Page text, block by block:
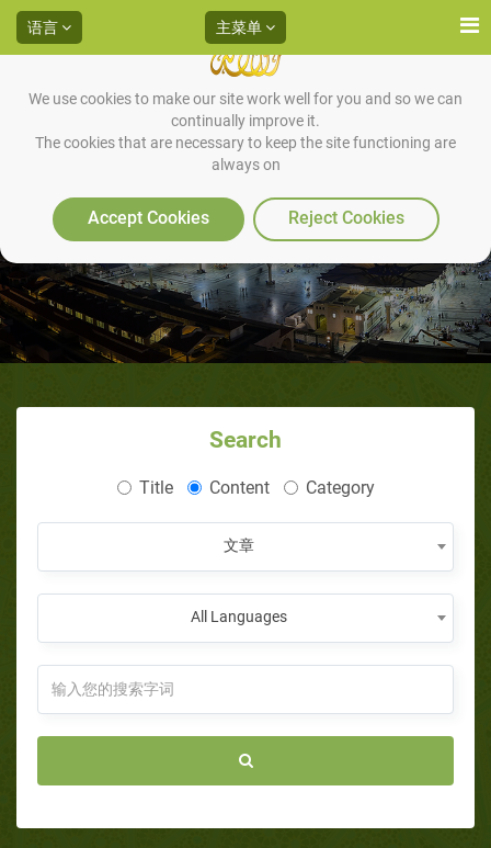
We use cookies to make our site work well for you and so we can
continually improve it.
The cookies that are necessary to keep the site functioning are
always on
Accept Cookies Reject Cookies
语言 主菜单
大问题（2/3）：人生的目的
Search
Title Content Category
文章
All Languages